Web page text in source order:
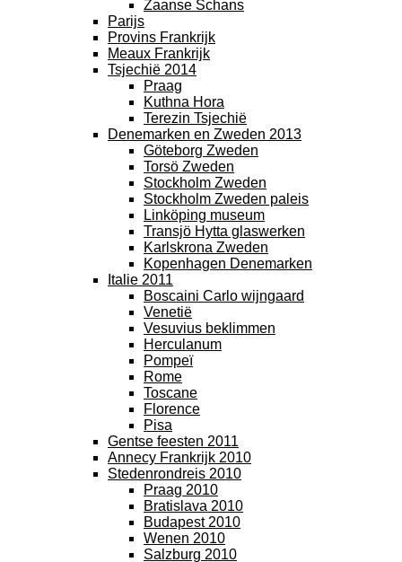
Zaanse Schans
Parijs
Provins Frankrijk
Meaux Frankrijk
Tsjechië 2014
Praag
Kuthna Hora
Terezin Tsjechië
Denemarken en Zweden 2013
Göteborg Zweden
Torsö Zweden
Stockholm Zweden
Stockholm Zweden paleis
Linköping museum
Transjö Hytta glaswerken
Karlskrona Zweden
Kopenhagen Denemarken
Italie 2011
Boscaini Carlo wijngaard
Venetië
Vesuvius beklimmen
Herculanum
Pompeï
Rome
Toscane
Florence
Pisa
Gentse feesten 2011
Annecy Frankrijk 2010
Stedenrondreis 2010
Praag 2010
Bratislava 2010
Budapest 2010
Wenen 2010
Salzburg 2010